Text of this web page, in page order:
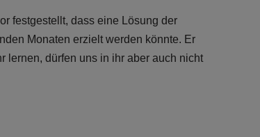
festgestellt, dass eine Lösung der
Monaten erzielt werden könnte. Er
lernen, dürfen uns in ihr aber auch nicht